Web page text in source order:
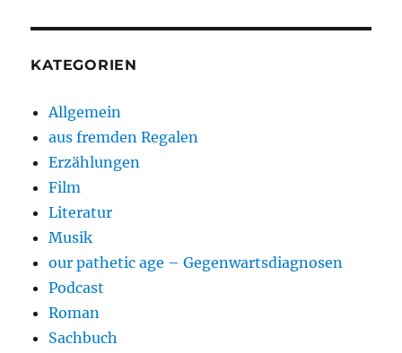
KATEGORIEN
Allgemein
aus fremden Regalen
Erzählungen
Film
Literatur
Musik
our pathetic age – Gegenwartsdiagnosen
Podcast
Roman
Sachbuch